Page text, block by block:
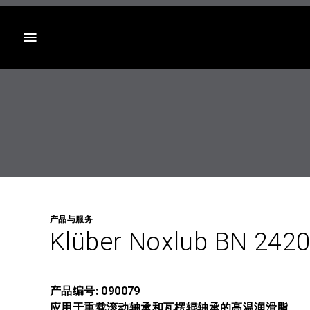
产品与服务
Klüber Noxlub BN 2420
产品编号: 090079